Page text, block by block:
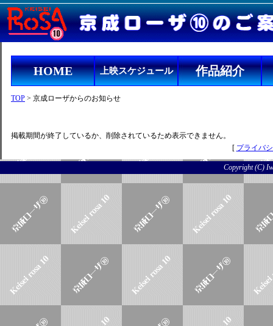
HOME 上映スケジュール 作品紹介
TOP > 京成ローザからのお知らせ
掲載期間が終了しているか、削除されているため表示できません。
[ プライバ
Copyright (C)